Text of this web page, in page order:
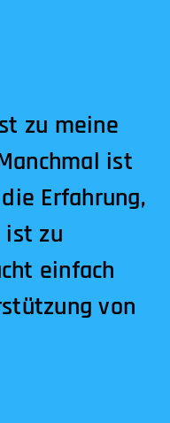
zu meine
ist
Erfahrung,
zu
einfach
von